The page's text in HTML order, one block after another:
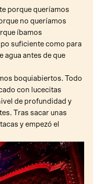
porque queríamos
no queríamos
íbamos
suficiente como para
agua antes de que
boquiabiertos. Todo
con lucecitas
de profundidad y
Tras sacar unas
y empezó el